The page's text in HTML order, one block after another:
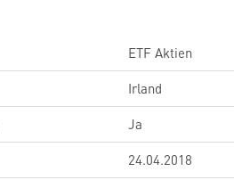
ETF Aktien
Irland
Ja
24.04.2018